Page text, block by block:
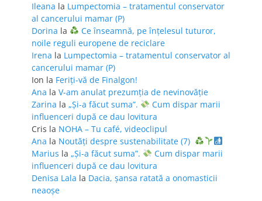
Ileana la Lumpectomia – tratamentul conservator
al cancerului mamar (P)
Dorina la
Ce înseamnă, pe înțelesul tuturor,
noile reguli europene de reciclare
Irena la Lumpectomia – tratamentul conservator al
cancerului mamar (P)
Ion la Feriţi-vă de Finalgon!
Ana la V-am anulat prezumția de nevinovăție
Zarina la „Și-a făcut suma”.
Cum dispar marii
influenceri după ce dau lovitura
Cris la NOHA – Tu café, videoclipul
Ana la Noutăți despre sustenabilitate (7)
Marius la „Și-a făcut suma”.
Cum dispar marii
influenceri după ce dau lovitura
Denisa Lala la Dacia, șansa ratată a onomasticii
neaoșe